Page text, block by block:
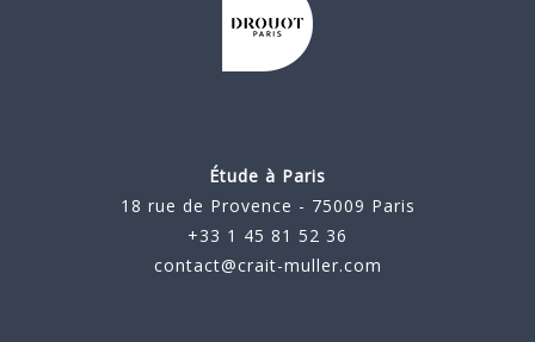
Étude à Paris
18 rue de Provence - 75009 Paris
+33 1 45 81 52 36
contact@crait-muller.com